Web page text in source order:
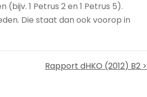
1 Petrus 2 en 1 Petrus 5).
Die staat dan ook voorop in
Rapport dHKO (2012) B2 >